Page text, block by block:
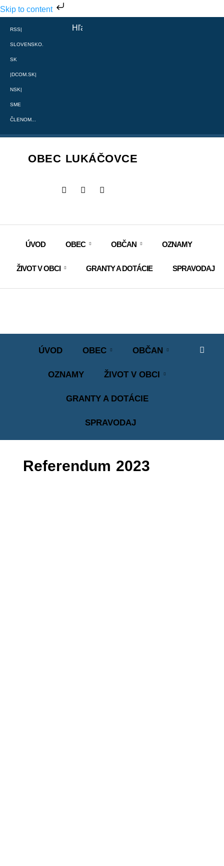
Skip to content
RSS|
SLOVENSKO.
SK
|DCOM.SK|
NSK|
SME
ČLENOM...
OBEC LUKÁČOVCE
ÚVOD OBEC OBČAN OZNAMY
ŽIVOT V OBCI GRANTY A DOTÁCIE SPRAVODAJ
ÚVOD OBEC OBČAN
OZNAMY ŽIVOT V OBCI
GRANTY A DOTÁCIE
SPRAVODAJ
Referendum 2023